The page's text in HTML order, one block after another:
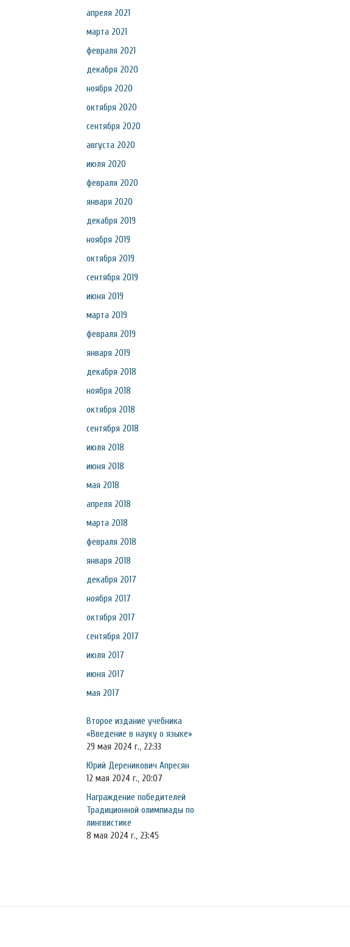
апреля 2021
марта 2021
февраля 2021
декабря 2020
ноября 2020
октября 2020
сентября 2020
августа 2020
июля 2020
февраля 2020
января 2020
декабря 2019
ноября 2019
октября 2019
сентября 2019
июня 2019
марта 2019
февраля 2019
января 2019
декабря 2018
ноября 2018
октября 2018
сентября 2018
июля 2018
июня 2018
мая 2018
апреля 2018
марта 2018
февраля 2018
января 2018
декабря 2017
ноября 2017
октября 2017
сентября 2017
июля 2017
июня 2017
мая 2017
Второе издание учебника
«Введение в науку о языке»
29 мая 2024 г., 22:33
Юрий Дереникович Апресян
12 мая 2024 г., 20:07
Награждение победителей
Традиционной олимпиады по
лингвистике
8 мая 2024 г., 23:45